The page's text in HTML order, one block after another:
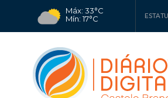
Máx: 33°C
Mín: 17°C